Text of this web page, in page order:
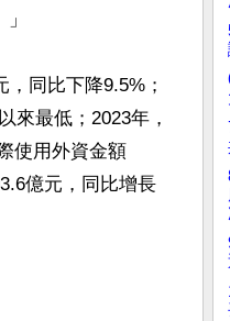
同比下降9.5%；
來最低；2023年，
使用外資金額
億元，同比增長